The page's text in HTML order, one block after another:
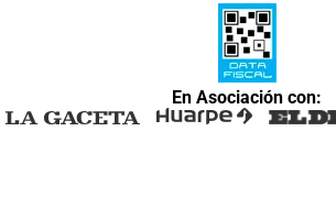
En Asociación con: